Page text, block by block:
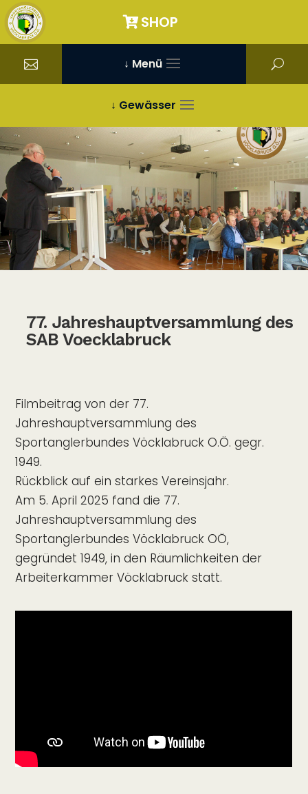
SHOP
↓ Menü
↓ Gewässer
77. Jahreshauptversammlung des
SAB Voecklabruck
Filmbeitrag von der 77.
Jahreshauptversammlung des
Sportanglerbundes Vöcklabruck O.Ö. gegr.
1949.
Rückblick auf ein starkes Vereinsjahr.
Am 5. April 2025 fand die 77.
Jahreshauptversammlung des
Sportanglerbundes Vöcklabruck OÖ,
gegründet 1949, in den Räumlichkeiten der
Arbeiterkammer Vöcklabruck statt.